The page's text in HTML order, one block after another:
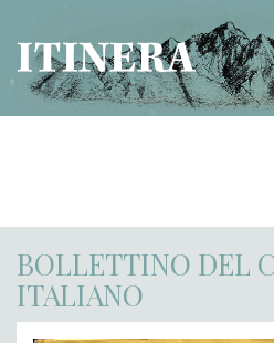
BOLLETTINO DEL
ITALIANO